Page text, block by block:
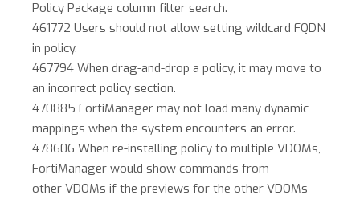
Policy Package column filter search.
461772 Users should not allow setting wildcard FQDN
in policy.
467794 When drag-and-drop a policy, it may move to
an incorrect policy section.
470885 FortiManager may not load many dynamic
mappings when the system encounters an error.
478606 When re-installing policy to multiple VDOMs,
FortiManager would show commands from
other VDOMs if the previews for the other VDOMs